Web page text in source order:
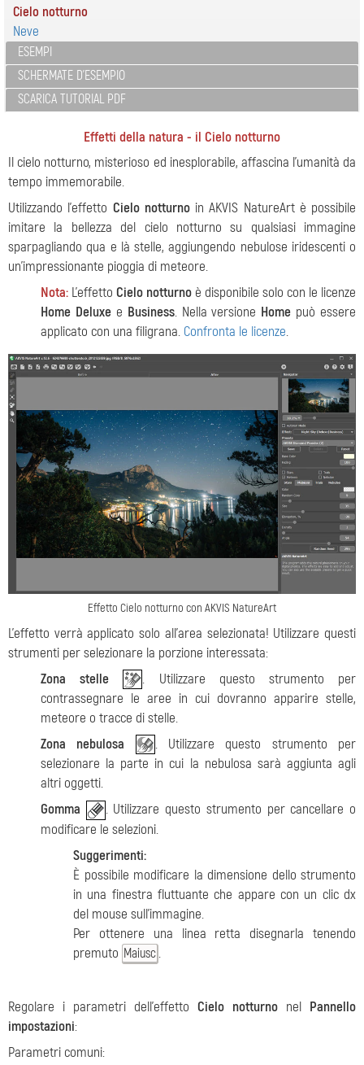
Cielo notturno
Neve
ESEMPI
SCHERMATE D'ESEMPIO
SCARICA TUTORIAL PDF
Effetti della natura - il Cielo notturno
Il cielo notturno, misterioso ed inesplorabile, affascina l'umanità da
tempo immemorabile.
Utilizzando l'effetto Cielo notturnoin AKVIS NatureArt è possibile
imitare la bellezza del cielo notturno su qualsiasi immagine
sparpagliando qua e là stelle, aggiungendo nebulose iridescenti o
un'impressionante pioggia di meteore.
Nota: L’effetto Cielo notturno è disponibile solo con le licenze
Home Deluxee Business. Nella versione Home può essere
applicato con una filigrana. Confronta le licenze.
Effetto Cielo notturno con AKVIS NatureArt
L'effetto verrà applicato solo all'area selezionata! Utilizzare questi
strumenti per selezionare la porzione interessata:
Zona stelle
. Utilizzare questo strumento per
contrassegnare le aree in cui dovranno apparire stelle,
meteore o tracce di stelle.
Zona nebulosa
. Utilizzare questo strumento per
selezionare la parte in cui la nebulosa sarà aggiunta agli
altri oggetti.
Gomma
. Utilizzare questo strumento per cancellare o
modificare le selezioni.
Suggerimenti:
È possibile modificare la dimensione dello strumento
in una finestra fluttuante che appare con un clic dx
del mouse sull'immagine.
Per ottenere una linea retta disegnarla tenendo
premuto Maiusc .
Regolare i parametri dell'effetto Cielo notturno nel Pannello
impostazioni:
Parametri comuni: